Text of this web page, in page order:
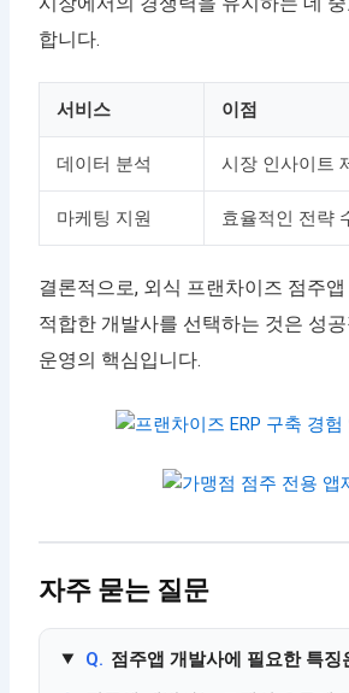
합니다.
서비스 이점
데이터 분석 시장 인사이트
마케팅 지원 효율적인 전략
결론적으로, 외식 프랜차이즈 점주
적합한 개발사를 선택하는 것은 성
운영의 핵심입니다.
자주 묻는 질문
Q. 점주앱 개발사에 필요한 특징